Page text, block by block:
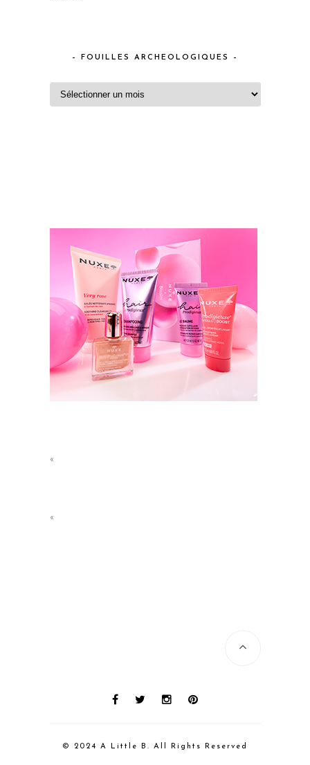
– FOUILLES ARCHEOLOGIQUES –
«
«
© 2024 A Little B. All Rights Reserved